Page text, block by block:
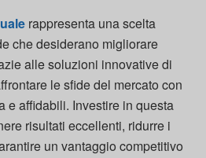
rappresenta una scelta
che desiderano migliorare
alle soluzioni innovative di
le sfide del mercato con
e affidabili. Investire in questa
risultati eccellenti, ridurre i
un vantaggio competitivo